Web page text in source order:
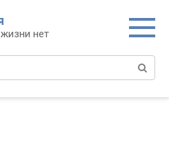
нет